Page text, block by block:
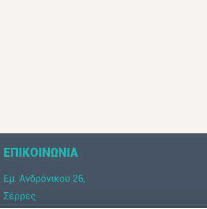
ΕΠΙΚΟΙΝΩΝΙΑ
Εμ. Ανδρόνικου 26,
Σέρρες